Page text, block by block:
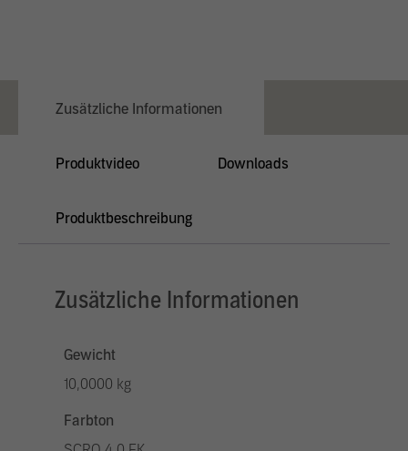
Zusätzliche Informationen
Produktvideo Downloads
Produktbeschreibung
Zusätzliche Informationen
Gewicht
10,0000 kg
Farbton